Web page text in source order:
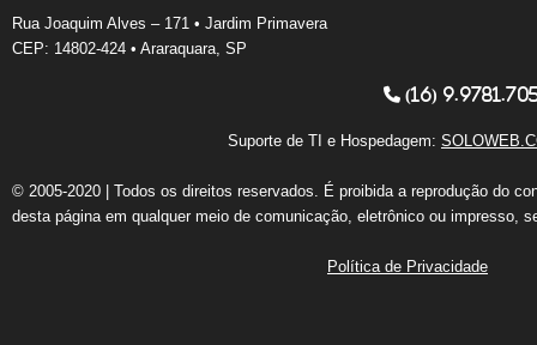
Rua Joaquim Alves – 171 • Jardim Primavera
CEP: 14802-424 • Araraquara, SP
(16)
Suporte de TI e Hospedagem:
© 2005-2020 | Todos os direitos reservados. É proibida a reprodução do
desta página em qualquer meio de comunicação, eletrônico ou impresso,
Política de Privacidade